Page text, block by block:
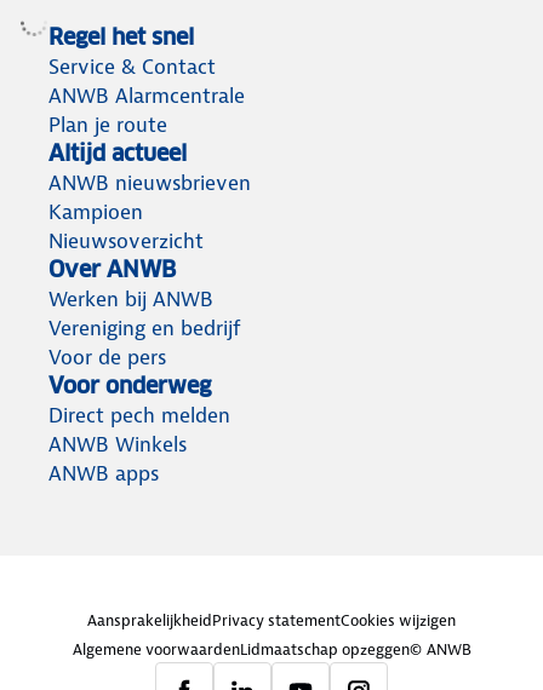
Regel het snel
Service & Contact
ANWB Alarmcentrale
Plan je route
Altijd actueel
ANWB nieuwsbrieven
Kampioen
Nieuwsoverzicht
Over ANWB
Werken bij ANWB
Vereniging en bedrijf
Voor de pers
Voor onderweg
Direct pech melden
ANWB Winkels
ANWB apps
AansprakelijkheidPrivacy statementCookies wijzigen
Algemene voorwaardenLidmaatschap opzeggen© ANWB